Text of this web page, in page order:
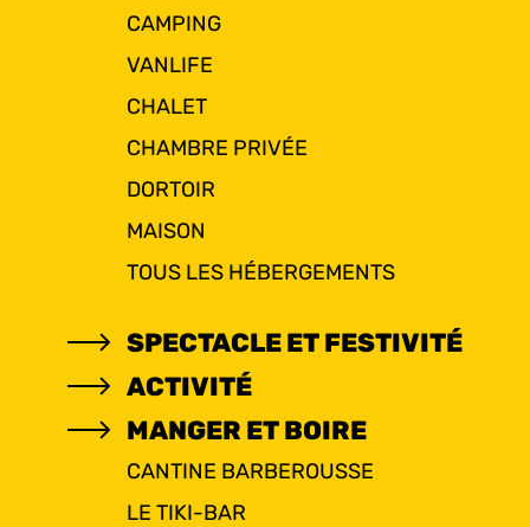
CAMPING
VANLIFE
CHALET
CHAMBRE PRIVÉE
DORTOIR
MAISON
TOUS LES HÉBERGEMENTS
SPECTACLE ET FESTIVITÉ
ACTIVITÉ
MANGER ET BOIRE
CANTINE BARBEROUSSE
LE TIKI-BAR